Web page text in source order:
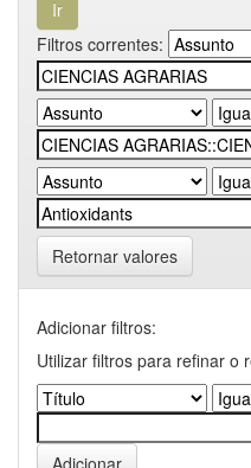
Filtros correntes:
Retornar valores
Adicionar filtros:
Utilizar filtros para refinar o